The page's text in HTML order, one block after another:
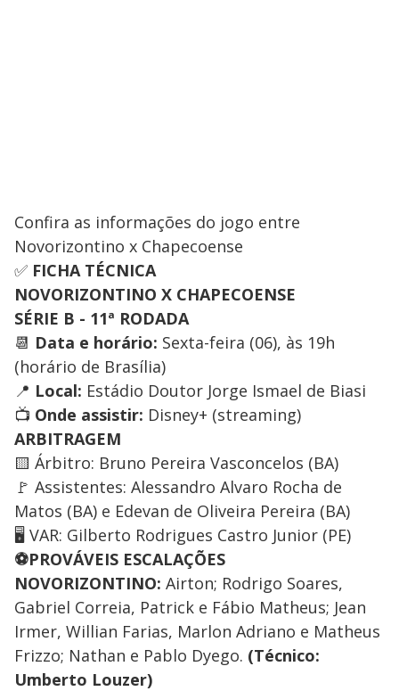
Confira as informações do jogo entre
Novorizontino x Chapecoense
✅ FICHA TÉCNICA
NOVORIZONTINO X CHAPECOENSE
SÉRIE B - 11ª RODADA
📆 Data e horário: Sexta-feira (06), às 19h
(horário de Brasília)
📍 Local: Estádio Doutor Jorge Ismael de Biasi
📺 Onde assistir: Disney+ (streaming)
ARBITRAGEM
🟨 Árbitro: Bruno Pereira Vasconcelos (BA)
🚩 Assistentes: Alessandro Alvaro Rocha de
Matos (BA) e Edevan de Oliveira Pereira (BA)
🖥️ VAR: Gilberto Rodrigues Castro Junior (PE)
⚽PROVÁVEIS ESCALAÇÕES
NOVORIZONTINO: Airton; Rodrigo Soares,
Gabriel Correia, Patrick e Fábio Matheus; Jean
Irmer, Willian Farias, Marlon Adriano e Matheus
Frizzo; Nathan e Pablo Dyego. (Técnico:
Umberto Louzer)